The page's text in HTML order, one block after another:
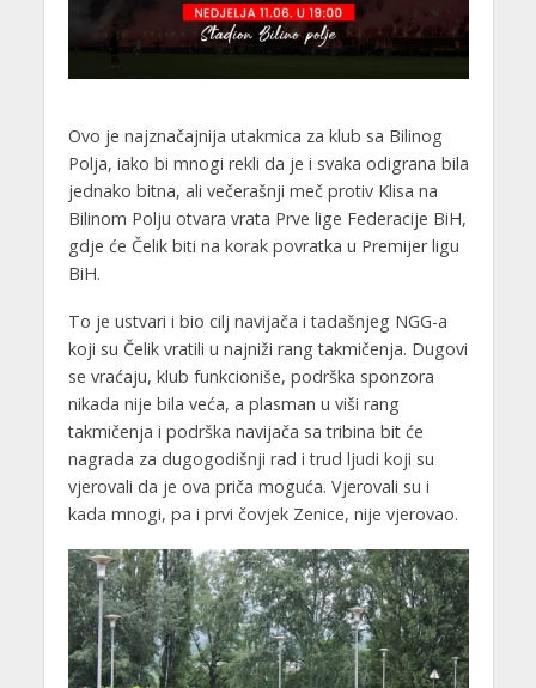
Ovo je najznačajnija utakmica za klub sa Bilinog
Polja, iako bi mnogi rekli da je i svaka odigrana bila
jednako bitna, ali večerašnji meč protiv Klisa na
Bilinom Polju otvara vrata Prve lige Federacije BiH,
gdje će Čelik biti na korak povratka u Premijer ligu
BiH.
To je ustvari i bio cilj navijača i tadašnjeg NGG-a
koji su Čelik vratili u najniži rang takmičenja. Dugovi
se vraćaju, klub funkcioniše, podrška sponzora
nikada nije bila veća, a plasman u viši rang
takmičenja i podrška navijača sa tribina bit će
nagrada za dugogodišnji rad i trud ljudi koji su
vjerovali da je ova priča moguća. Vjerovali su i
kada mnogi, pa i prvi čovjek Zenice, nije vjerovao.